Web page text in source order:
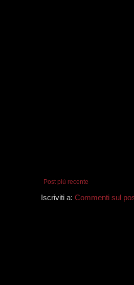
Post più recente
Iscriviti a: Commenti sul